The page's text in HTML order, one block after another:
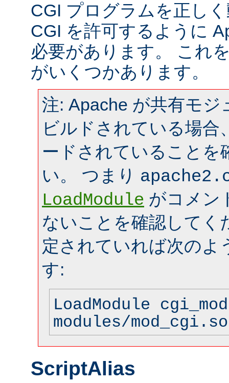
CGI プログラムを正し
CGI を許可するように
必要があります。 これ
がいくつかあります。
注: Apache が共有モジ
ビルドされている場合
ードされていることを
い。 つまり
LoadModule がコメン
ないことを確認してく
定されていれば次のよ
す:
LoadModule
modules/mod_cgi.so
ScriptAlias